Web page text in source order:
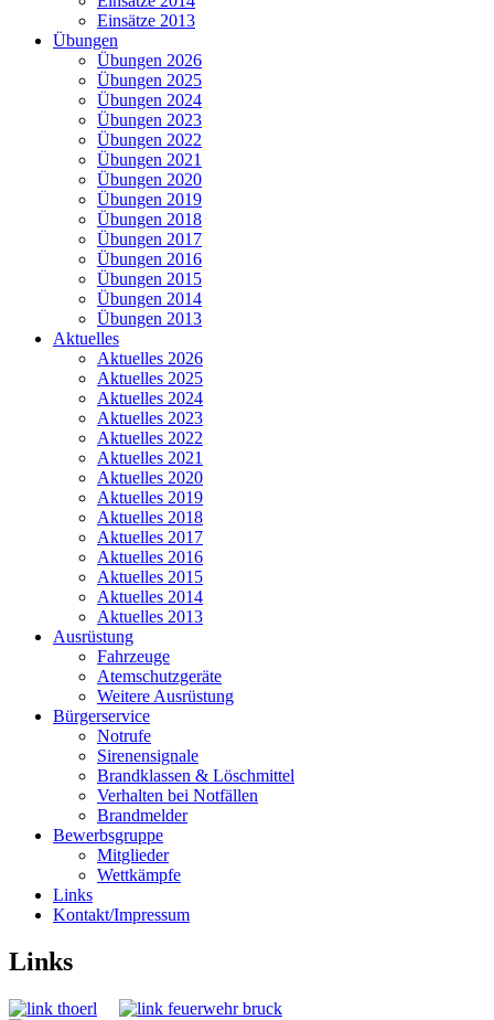
Einsätze 2013
Übungen
Übungen 2026
Übungen 2025
Übungen 2024
Übungen 2023
Übungen 2022
Übungen 2021
Übungen 2020
Übungen 2019
Übungen 2018
Übungen 2017
Übungen 2016
Übungen 2015
Übungen 2014
Übungen 2013
Aktuelles
Aktuelles 2026
Aktuelles 2025
Aktuelles 2024
Aktuelles 2023
Aktuelles 2022
Aktuelles 2021
Aktuelles 2020
Aktuelles 2019
Aktuelles 2018
Aktuelles 2017
Aktuelles 2016
Aktuelles 2015
Aktuelles 2014
Aktuelles 2013
Ausrüstung
Fahrzeuge
Atemschutzgeräte
Weitere Ausrüstung
Bürgerservice
Notrufe
Sirenensignale
Brandklassen & Löschmittel
Verhalten bei Notfällen
Brandmelder
Bewerbsgruppe
Mitglieder
Wettkämpfe
Links
Kontakt/Impressum
Links